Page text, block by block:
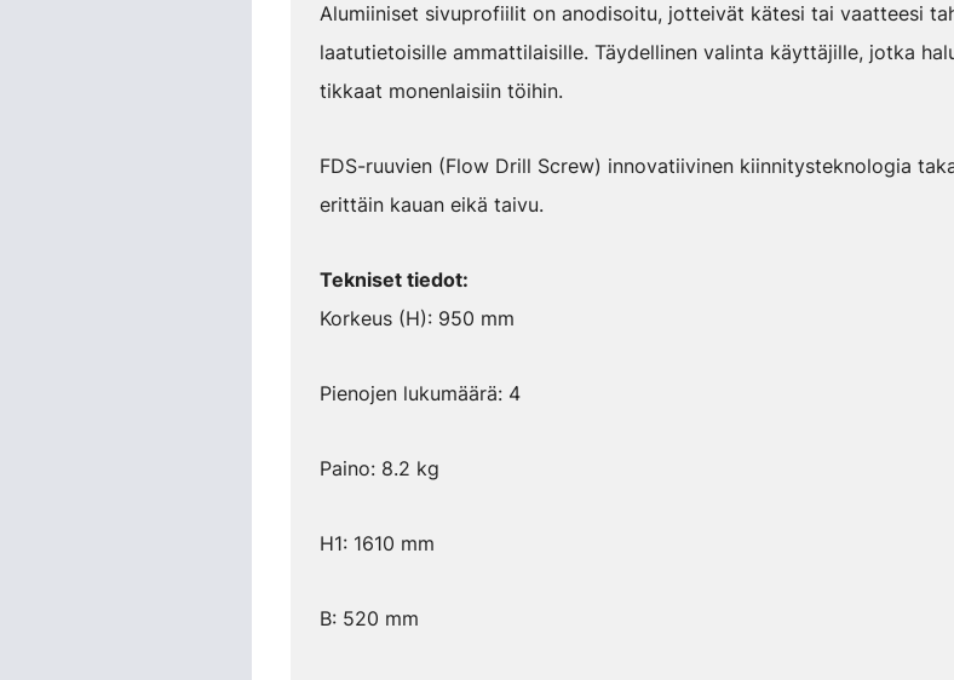
Alumiiniset sivuprofiilit on anodisoitu, jotteivät kätesi tai vaatteesi
laatutietoisille ammattilaisille. Täydellinen valinta käyttäjille, jotka
tikkaat monenlaisiin töihin.
FDS-ruuvien (Flow Drill Screw) innovatiivinen kiinnitysteknologia
erittäin kauan eikä taivu.
Tekniset tiedot:
Korkeus (H): 950 mm
Pienojen lukumäärä: 4
Paino: 8.2 kg
H1: 1610 mm
B: 520 mm